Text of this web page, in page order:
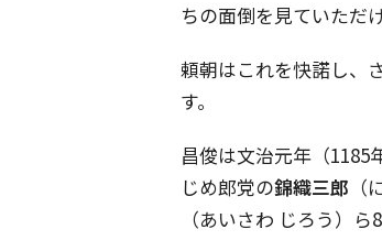
ちの面倒を見ていただ
頼朝はこれを快諾し、
す。
昌俊は文治元年（1185
じめ郎党の錦織三郎
（あいさわ じろう）